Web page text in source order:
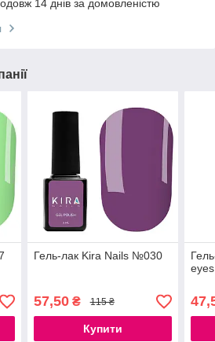
14 днів за домовленістю
Гель-лак Kira Nails №030
57,50₴ 115 ₴
Купити